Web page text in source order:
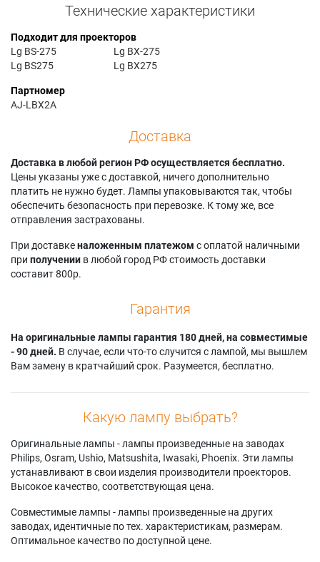
Технические характеристики
Подходит для проекторов
Lg BS-275
Lg BS275
Lg BX-275
Lg BX275
Партномер
AJ-LBX2A
Доставка
Доставка в любой регион РФ осуществляется бесплатно.
Цены указаны уже с доставкой, ничего дополнительно
платить не нужно будет. Лампы упаковываются так, чтобы
обеспечить безопасность при перевозке. К тому же, все
отправления застрахованы.
При доставкеналоженным платежом с оплатой наличными
при получении в любой город РФ стоимость доставки
составит 800р.
Гарантия
На оригинальные лампы гарантия 180 дней, на совместимые
- 90 дней. В случае, если что-то случится с лампой, мы вышлем
Вам замену в кратчайший срок. Разумеется, бесплатно.
Какую лампу выбрать?
Оригинальные лампы - лампы произведенные на заводах
Philips, Osram, Ushio, Matsushita, Iwasaki, Phoenix. Эти лампы
устанавливают в свои изделия производители проекторов.
Высокое качество, соответствующая цена.
Совместимые лампы - лампы произведенные на других
заводах, идентичные по тех. характеристикам, размерам.
Оптимальное качество по доступной цене.